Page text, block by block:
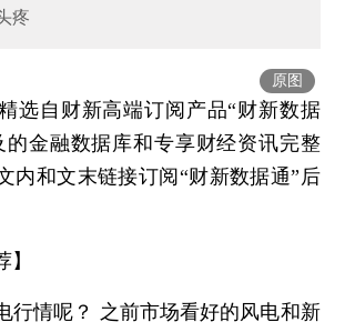
疼
原图
自财新高端订阅产品“财新数据
的金融数据库和专享财经资讯完整
内和文末链接订阅“财新数据通”后
】
行情呢？
之前市场看好的风电和新